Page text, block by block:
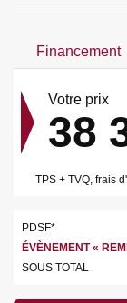
Financement
Votre prix
38
TPS + TVQ, frais
PDSF*
ÉVÈNEMENT «
SOUS TOTAL